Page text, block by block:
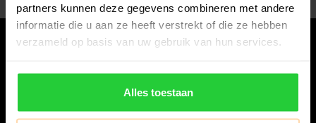
partners kunnen deze gegevens combineren met andere
informatie die u aan ze heeft verstrekt of die ze hebben
verzameld op basis van uw gebruik van hun services.
Alles toestaan